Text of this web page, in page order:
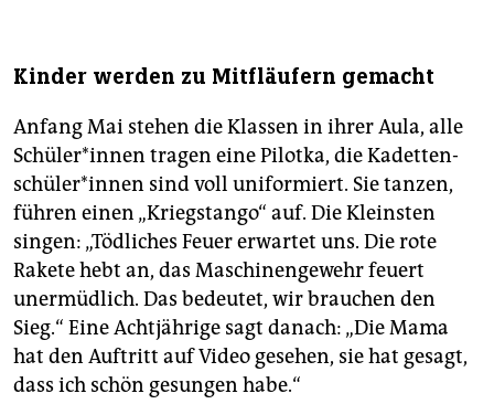
Kinder werden zu Mitfläufern gemacht
Anfang Mai stehen die Klassen in ihrer Aula, alle
Schü­le­r*in­nen tragen eine Pilotka, die Ka­det­ten­
schü­le­r*in­nen sind voll uniformiert. Sie tanzen,
führen einen „Kriegstango“ auf. Die Kleinsten
singen: „Tödliches Feuer erwartet uns. Die rote
Rakete hebt an, das Maschinengewehr feuert
unermüdlich. Das bedeutet, wir brauchen den
Sieg.“ Eine Achtjährige sagt danach: „Die Mama
hat den Auftritt auf Video gesehen, sie hat gesagt,
dass ich schön gesungen habe.“